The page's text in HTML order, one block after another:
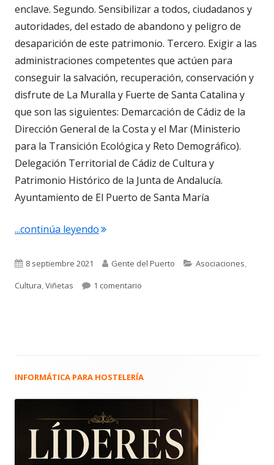
enclave. Segundo. Sensibilizar a todos, ciudadanos y
autoridades, del estado de abandono y peligro de
desaparición de este patrimonio. Tercero. Exigir a las
administraciones competentes que actúen para
conseguir la salvación, recuperación, conservación y
disfrute de La Muralla y Fuerte de Santa Catalina y
que son las siguientes: Demarcación de Cádiz de la
Dirección General de la Costa y el Mar (Ministerio
para la Transición Ecológica y Reto Demográfico).
Delegación Territorial de Cádiz de Cultura y
Patrimonio Histórico de la Junta de Andalucía.
Ayuntamiento de El Puerto de Santa María
...continúa leyendo"4.813. La viñeta de Alberto Castrelo.
Publicado
el
8 septiembre 2021 Autor
Gente del Puerto Categorías
Asociaciones,
Cultura,Viñetas 1 comentario
Barra
principal
INFORMÁTICA PARA HOSTELERÍA